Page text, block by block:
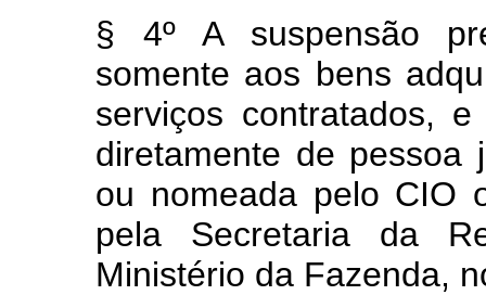
§ 4º A suspensão
somente aos bens
serviços contratados,
diretamente de pessoa
ou nomeada pelo CIO
pela Secretaria da
Ministério da Fazenda,